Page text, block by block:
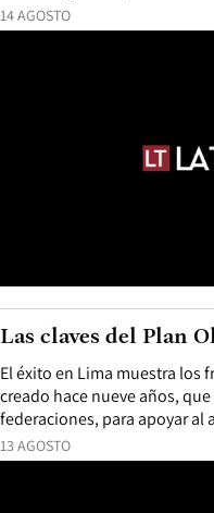
14 AGOSTO
13 AGOSTO
El éxito en Lima muestra los
creado hace nueve años, que
federaciones, para apoyar al
Las claves del Plan